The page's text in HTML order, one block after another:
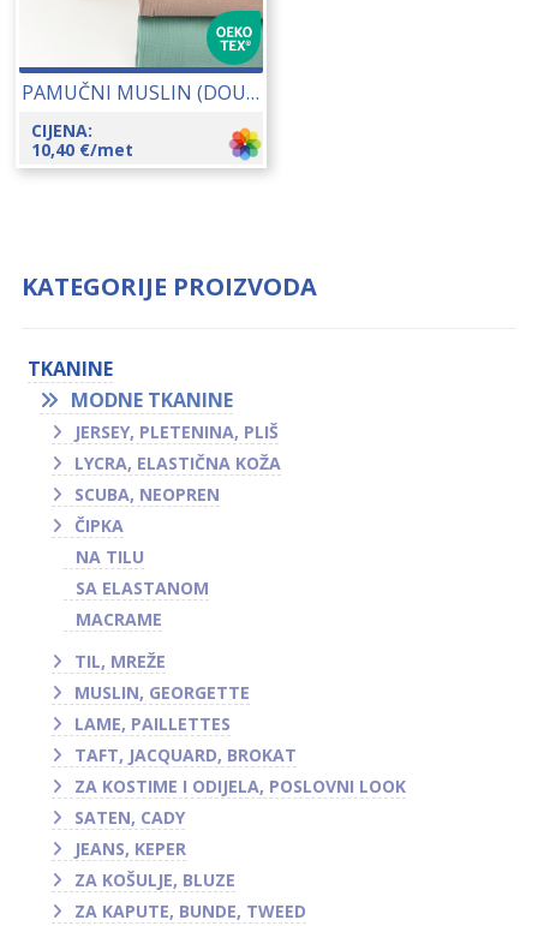
PAMUČNI MUSLIN (DOUBLE CREPE, GAZA, TETRA) 145 CM (S856) 18029
CIJENA:
10,40 €/met
KATEGORIJE PROIZVODA
TKANINE
MODNE TKANINE
JERSEY, PLETENINA, PLIŠ
LYCRA, ELASTIČNA KOŽA
SCUBA, NEOPREN
ČIPKA
NA TILU
SA ELASTANOM
MACRAME
TIL, MREŽE
MUSLIN, GEORGETTE
LAME, PAILLETTES
TAFT, JACQUARD, BROKAT
ZA KOSTIME I ODIJELA, POSLOVNI LOOK
SATEN, CADY
JEANS, KEPER
ZA KOŠULJE, BLUZE
ZA KAPUTE, BUNDE, TWEED